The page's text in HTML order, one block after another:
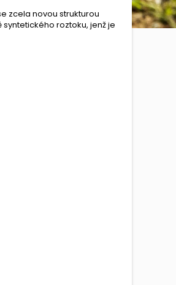
zcela novou strukturou
roztoku, jenž je